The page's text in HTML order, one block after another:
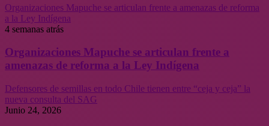
Organizaciones Mapuche se articulan frente a amenazas de reforma
a la Ley Indígena
4 semanas atrás
Organizaciones Mapuche se articulan frente a
amenazas de reforma a la Ley Indígena
Defensores de semillas en todo Chile tienen entre “ceja y ceja” la
nueva consulta del SAG
Junio 24, 2026